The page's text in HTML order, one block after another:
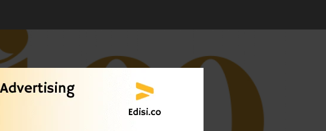
Warga Rempang Ajukan
Kota Batam, Soroti
Aktivitas yang Resahkan
0